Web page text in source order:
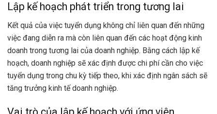
Lập kế hoạch phát triển trong tương lai
Kết quả của việc tuyển dụng không chỉ liên quan đến những
việc đang diễn ra mà còn liên quan đến các hoạt động kinh
doanh trong tương lai của doanh nghiệp. Bằng cách lập kế
hoạch, doanh nghiệp sẽ xác định được chi phí cần cho việc
tuyển dụng trong chu kỳ tiếp theo, khi xác định ngân sách sẽ
tăng trưởng kinh tế doanh nghiệp.